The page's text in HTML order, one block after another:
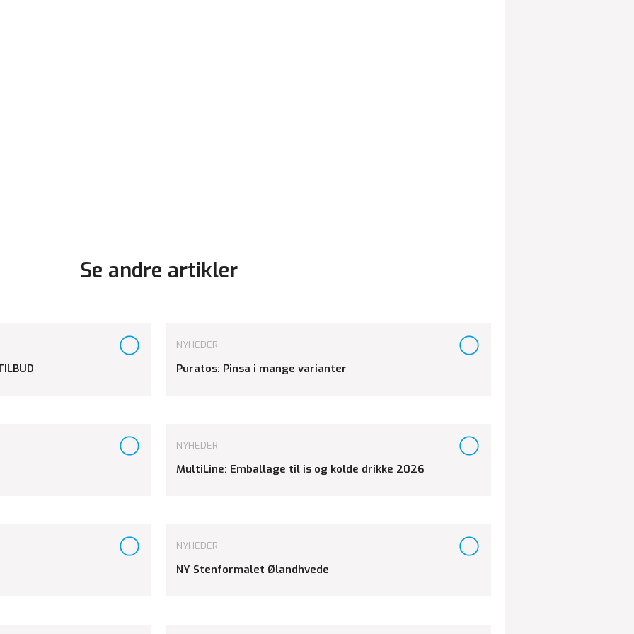
Se andre artikler
NYHEDER
Puratos: Pinsa i mange varianter
NYHEDER
MultiLine: Emballage til is og kolde drikke 2026
NYHEDER
NY Stenformalet Ølandhvede